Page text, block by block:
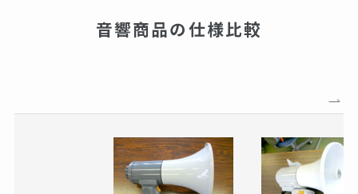
音響商品の仕様比較